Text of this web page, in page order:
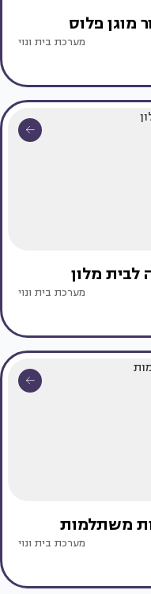
מוגן פלוס
מערכת בית ונוי
מלון
מערכת בית ונוי
משתלמות
מערכת בית ונוי